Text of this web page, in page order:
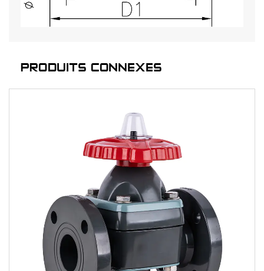
PRODUITS CONNEXES